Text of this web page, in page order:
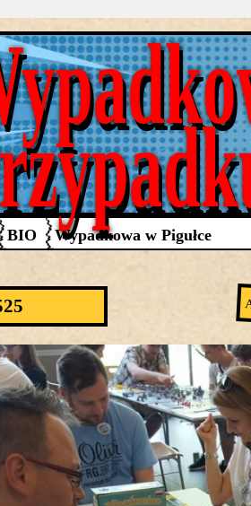
BIO Wypadkowa w Pigułce